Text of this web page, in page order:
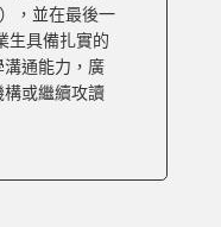
，並在最後一
生具備扎實的
通能力，廣
或繼續攻讀